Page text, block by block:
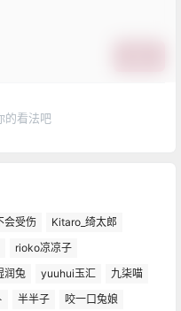
的看法吧
会受伤
Kitaro_绮太郎
rioko凉凉子
润兔 yuuhui玉汇
九柒喵
半半子
咬一口兔娘